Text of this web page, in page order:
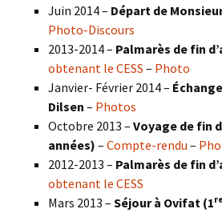
Juin 2014 – Départ de
Photo-Discours
2013-2014 – Palmarès de fin
obtenant le CESS – Photo
Janvier- Février 2014 –
Dilsen – Photos
Octobre 2013 – Voyage de fin
années) – Compte-rendu –
2012-2013 – Palmarès de fin
obtenant le CESS
Mars 2013 – Séjour à Ovifat (1